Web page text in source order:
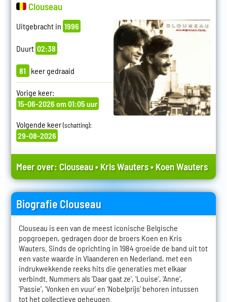
Clouseau
Uitgebracht in 1996
Duurt 02:38
81 keer gedraaid
Vorige keer:
15-06-2026 om 01:05 uur
Volgende keer(schatting):
29-08-2026
Meer over: Clouseau•Kris Wauters•Koen Wauters
Biografie Clouseau
Clouseau is een van de meest iconische Belgische
popgroepen, gedragen door de broers Koen en Kris
Wauters. Sinds de oprichting in 1984 groeide de band uit tot
een vaste waarde in Vlaanderen en Nederland, met een
indrukwekkende reeks hits die generaties met elkaar
verbindt. Nummers als 'Daar gaat ze', 'Louise', 'Anne',
'Passie', 'Vonken en vuur' en 'Nobelprijs' behoren intussen
tot het collectieve geheugen.